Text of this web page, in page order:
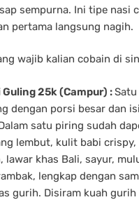
sempurna. Ini tipe nasi
pertama langsung nagih.
wajib kalian cobain di
Guling 25k (Campur) :
dengan porsi besar dan
satu piring sudah
lembut, kulit babi crispy,
lawar khas Bali, sayur,
lengkap dengan
gurih. Disiram kuah gurih